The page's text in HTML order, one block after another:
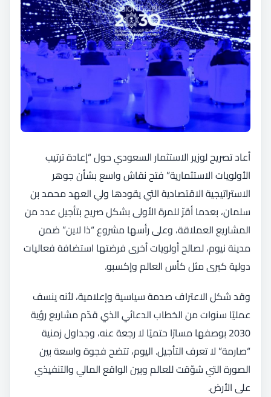
أعاد تصريح لوزير الاستثمار السعودي حول “إعادة ترتيب
الأولويات الاستثمارية” فتح نقاش واسع بشأن جوهر
الاستراتيجية الاقتصادية التي يقودها ولي العهد محمد بن
سلمان، بعدما أقرّ للمرة الأولى بشكل صريح بتأجيل عدد من
المشاريع العملاقة، وعلى رأسها مشروع “ذا لاين” ضمن
مدينة نيوم، لصالح أولويات أخرى فرضتها استضافة فعاليات
دولية كبرى مثل كأس العالم وإكسبو.
وقد شكل الاعتراف صدمة سياسية وإعلامية، لأنه ينسف
عمليًا سنوات من الخطاب الدعائي الذي قدّم مشاريع رؤية
2030 بوصفها مسارًا حتميًا لا رجعة عنه، وجداول زمنية
“صارمة” لا تعرف التأجيل. اليوم، تتضح فجوة واسعة بين
الصورة التي سُوّقت للعالم وبين الواقع المالي والتنفيذي
على الأرض.